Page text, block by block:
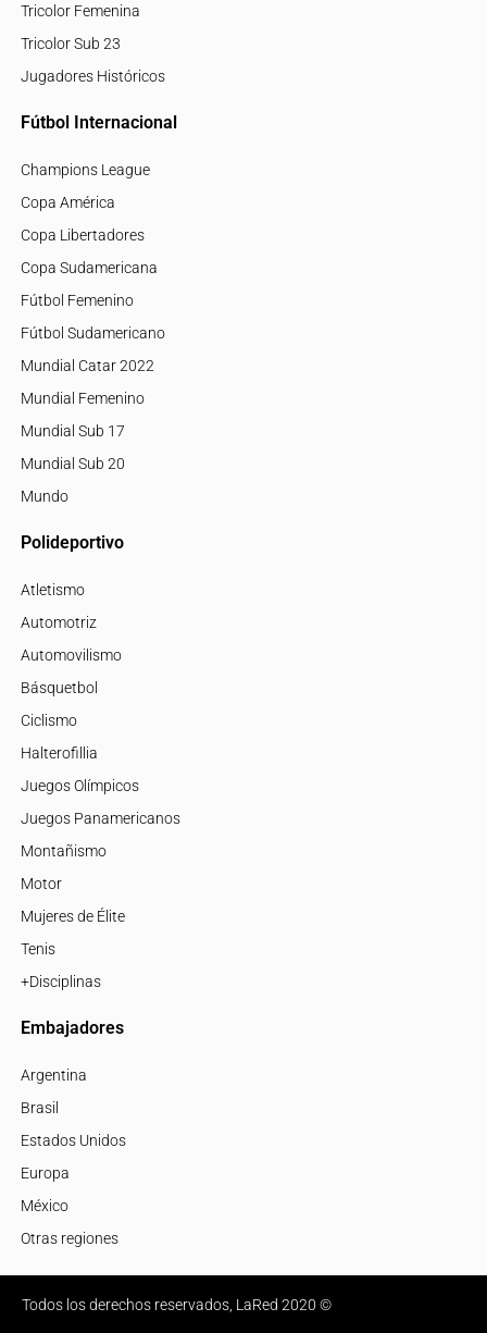
Tricolor Femenina
Tricolor Sub 23
Jugadores Históricos
Fútbol Internacional
Champions League
Copa América
Copa Libertadores
Copa Sudamericana
Fútbol Femenino
Fútbol Sudamericano
Mundial Catar 2022
Mundial Femenino
Mundial Sub 17
Mundial Sub 20
Mundo
Polideportivo
Atletismo
Automotriz
Automovilismo
Básquetbol
Ciclismo
Halterofillia
Juegos Olímpicos
Juegos Panamericanos
Montañismo
Motor
Mujeres de Élite
Tenis
+Disciplinas
Embajadores
Argentina
Brasil
Estados Unidos
Europa
México
Otras regiones
Todos los derechos reservados, LaRed 2020 ©